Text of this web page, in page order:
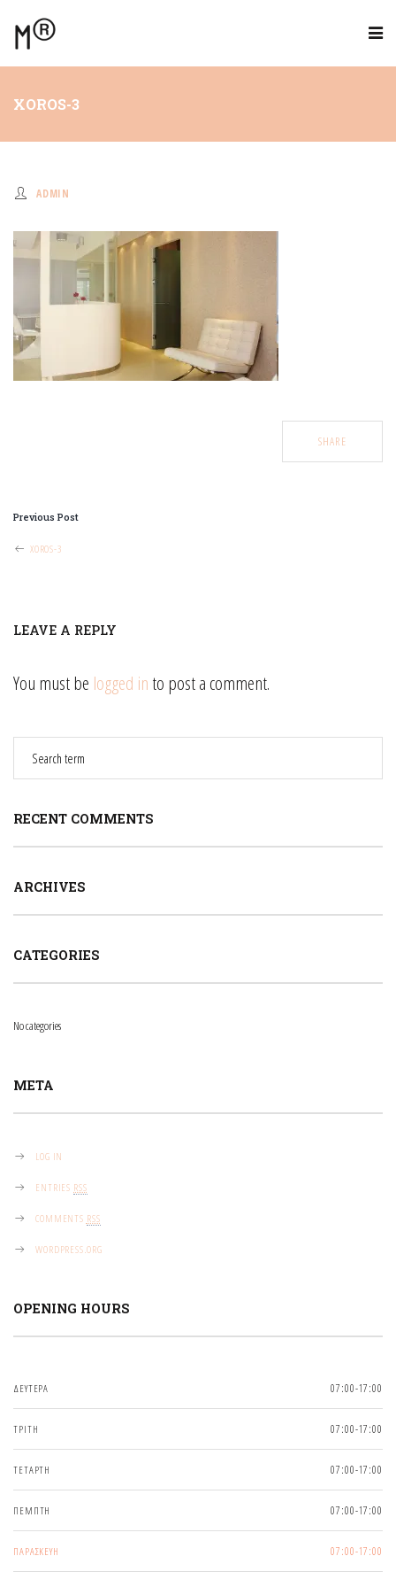
XOROS-3
ADMIN
SHARE
POST
NAVIGATION
Previous Post
XOROS-3
LEAVE A REPLY
You must be logged in to post a comment.
RECENT COMMENTS
ARCHIVES
CATEGORIES
No categories
META
LOG IN
ENTRIES RSS
COMMENTS RSS
WORDPRESS.ORG
OPENING HOURS
ΔΕΥΤΕΡΑ 07:00-17:00
ΤΡΙΤΗ 07:00-17:00
ΤΕΤΑΡΤΗ 07:00-17:00
ΠΕΜΠΤΗ 07:00-17:00
ΠΑΡΑΣΚΕΥΗ 07:00-17:00